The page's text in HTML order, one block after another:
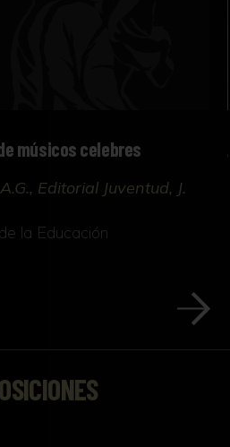
músicos celebres
Editorial Juventud, J.
la Educación